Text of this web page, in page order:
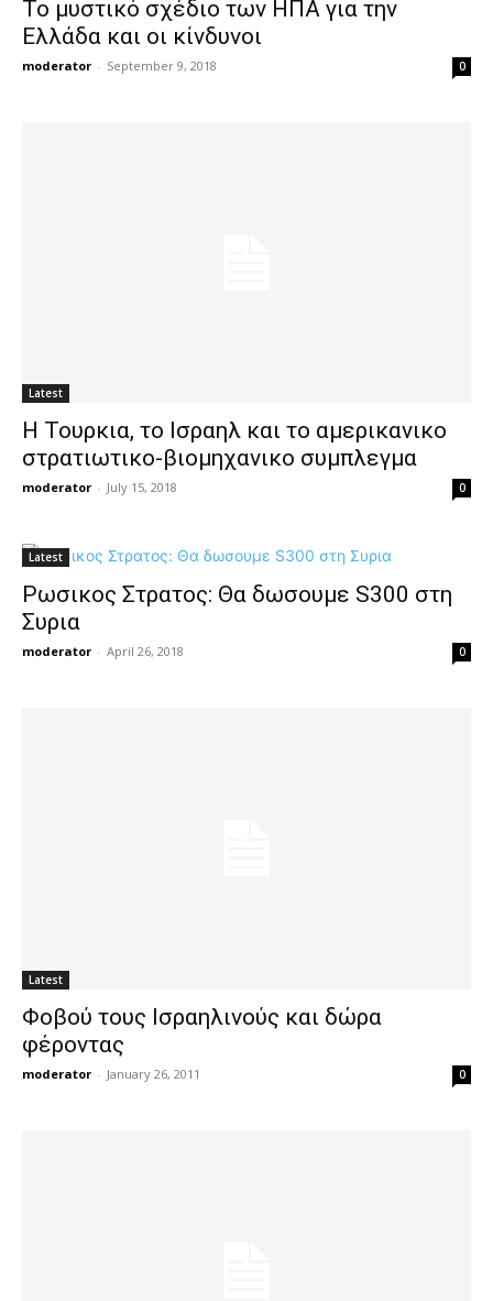
Το μυστικό σχέδιο των ΗΠΑ για την
Ελλάδα και οι κίνδυνοι
moderator - September 9, 2018 0
Latest
H Τουρκια, το Ισραηλ και το αμερικανικο
στρατιωτικο-βιομηχανικο συμπλεγμα
moderator - July 15, 2018 0
Latest
Ρωσικος Στρατος: Θα δωσουμε S300 στη
Συρια
moderator - April 26, 2018 0
Latest
Φοβού τους Ισραηλινούς και δώρα
φέροντας
moderator - January 26, 2011 0